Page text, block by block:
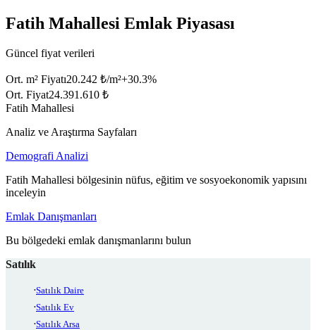
Fatih Mahallesi Emlak Piyasası
Güncel fiyat verileri
Ort. m² Fiyatı20.242 ₺/m²+30.3%
Ort. Fiyat24.391.610 ₺
Fatih Mahallesi
Analiz ve Araştırma Sayfaları
Demografi Analizi
Fatih Mahallesi bölgesinin nüfus, eğitim ve sosyoekonomik yapısını
inceleyin
Emlak Danışmanları
Bu bölgedeki emlak danışmanlarını bulun
Satılık
Satılık Daire
Satılık Ev
Satılık Arsa